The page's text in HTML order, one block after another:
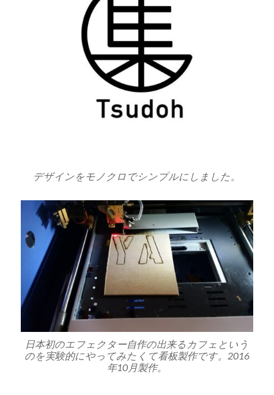
デザインをモノクロでシンプルにしました。
日本初のエフェクター自作の出来るカフェという
のを実験的にやってみたくて看板製作です。2016
年10月製作。